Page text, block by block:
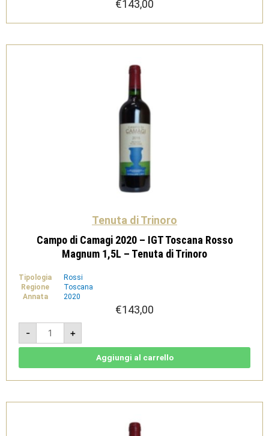
€143,00
Tenuta di Trinoro
Campo di Camagi 2020 – IGT Toscana Rosso
Magnum 1,5L – Tenuta di Trinoro
Tipologia
Rossi
Regione
Toscana
Annata
2020
€143,00
-
Campo
Camagi
2020
Rosso
-
+
Aggiungi al carrello